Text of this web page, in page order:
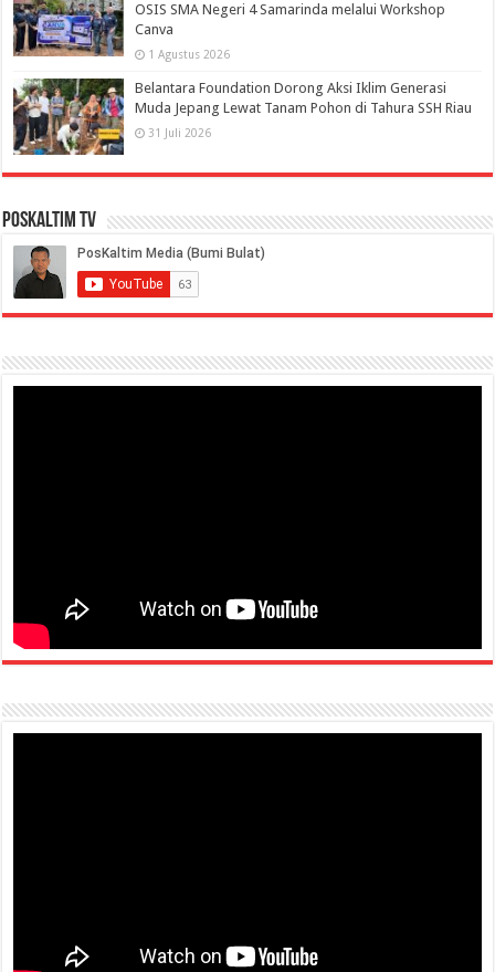
OSIS SMA Negeri 4 Samarinda melalui Workshop
Canva
1 Agustus 2026
Belantara Foundation Dorong Aksi Iklim Generasi
Muda Jepang Lewat Tanam Pohon di Tahura SSH Riau
31 Juli 2026
PosKaltim TV